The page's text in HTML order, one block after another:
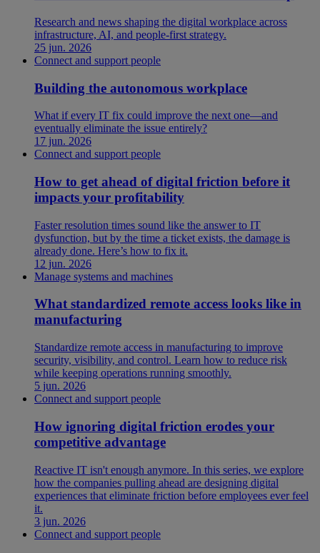
Research and news shaping the digital workplace across
infrastructure, AI, and people-first strategy.
25 jun. 2026
Connect and support people
Building the autonomous workplace
What if every IT fix could improve the next one—and
eventually eliminate the issue entirely?
17 jun. 2026
Connect and support people
How to get ahead of digital friction before it
impacts your profitability
Faster resolution times sound like the answer to IT
dysfunction, but by the time a ticket exists, the damage is
already done. Here’s how to fix it.
12 jun. 2026
Manage systems and machines
What standardized remote access looks like in
manufacturing
Standardize remote access in manufacturing to improve
security, visibility, and control. Learn how to reduce risk
while keeping operations running smoothly.
5 jun. 2026
Connect and support people
How ignoring digital friction erodes your
competitive advantage
Reactive IT isn't enough anymore. In this series, we explore
how the companies pulling ahead are designing digital
experiences that eliminate friction before employees ever feel
it.
3 jun. 2026
Connect and support people